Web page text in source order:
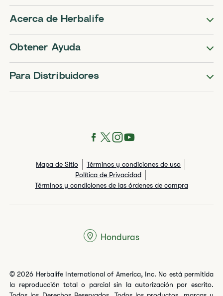
Acerca de Herbalife
Obtener Ayuda
Para Distribuidores
Mapa de Sitio
Términos y condiciones de uso
Política de Privacidad
Términos y condiciones de las órdenes de compra
© 2026 Herbalife International of America, Inc. No está permitida
la reproducción total o parcial sin la autorización por escrito.
Honduras